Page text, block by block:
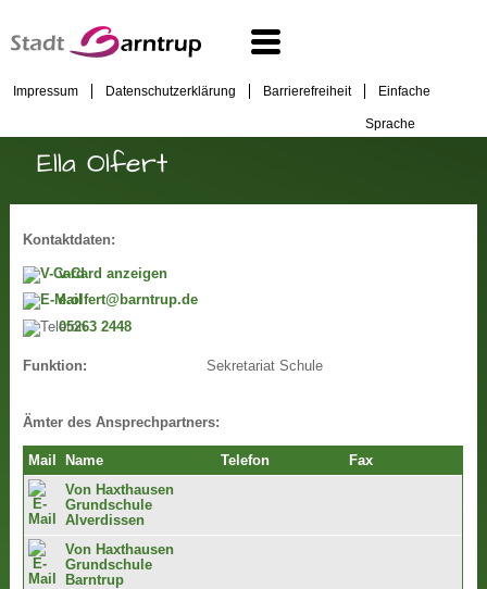
Impressum Datenschutzerklärung Barrierefreiheit Einfache
Sprache
Ella Olfert
Kontaktdaten:
v-Card anzeigen
e.olfert@barntrup.de
05263 2448
Funktion: Sekretariat Schule
Ämter des Ansprechpartners:
Mail Name Telefon
Fax
Von Haxthausen
Grundschule
Alverdissen
Von Haxthausen
Grundschule
Barntrup